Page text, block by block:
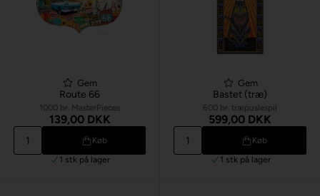
Gem
Route 66
1000 br. MasterPieces
139,00 DKK
Køb
1 stk på lager
Gem
Bastet (træ)
600 br. træpuslespil
599,00 DKK
Køb
1 stk på lager